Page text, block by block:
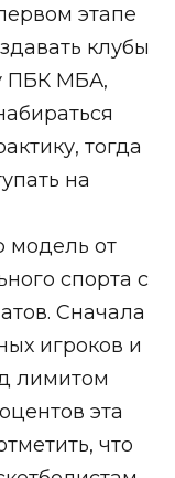
этапе
клубы
ПБК МБА,
тогда
на
модель от
спорта с
Сначала
игроков и
лимитом
эта
что